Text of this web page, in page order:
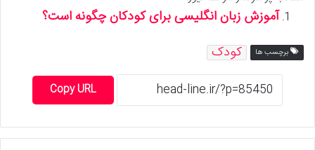
آموزش زبان انگلیسی برای کودکان چگونه است؟
برچسب ها کودک
Copy URL